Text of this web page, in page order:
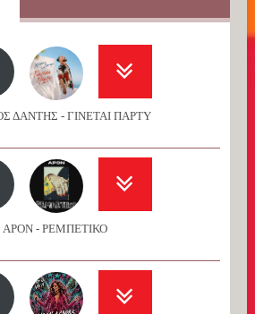
ΔΑΝΤΗΣ - ΓΙΝΕΤΑΙ ΠΑΡΤΥ
APON - ΡΕΜΠΕΤΙΚΟ